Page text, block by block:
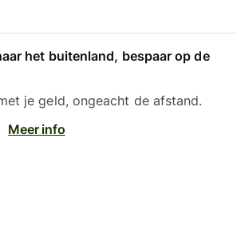
het buitenland, bespaar op de
je geld, ongeacht de afstand.
Meer info